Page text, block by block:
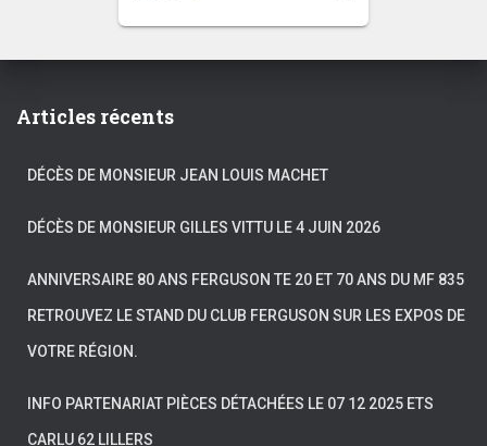
Articles récents
DÉCÈS DE MONSIEUR JEAN LOUIS MACHET
DÉCÈS DE MONSIEUR GILLES VITTU LE 4 JUIN 2026
ANNIVERSAIRE 80 ANS FERGUSON TE 20 ET 70 ANS DU MF 835
RETROUVEZ LE STAND DU CLUB FERGUSON SUR LES EXPOS DE
VOTRE RÉGION.
INFO PARTENARIAT PIÈCES DÉTACHÉES LE 07 12 2025 ETS
CARLU 62 LILLERS